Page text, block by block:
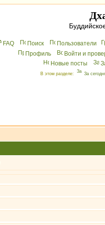
FAQ Поиск Пользователи
Профиль
Войти и
Новые посты
В этом разделе: За